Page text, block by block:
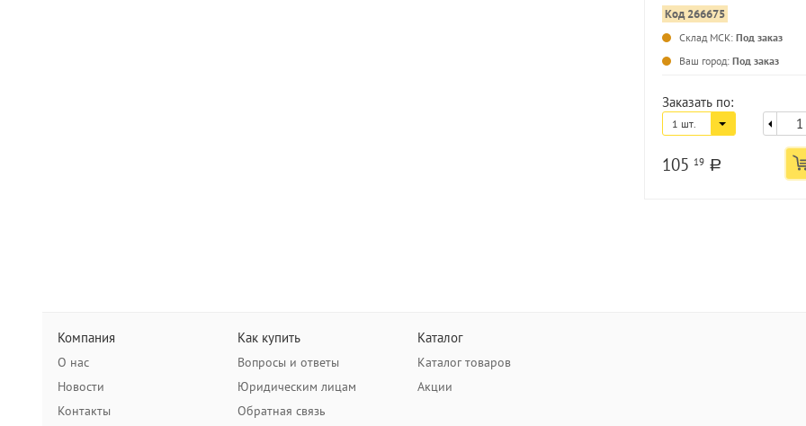
Код 266675
Склад МСК: Под заказ
Ваш город: Под заказ
Заказать по:
1 шт.
105 19 a
Компания
О нас
Новости
Контакты
Как купить
Вопросы и ответы
Юридическим лицам
Обратная связь
Каталог
Каталог товаров
Акции